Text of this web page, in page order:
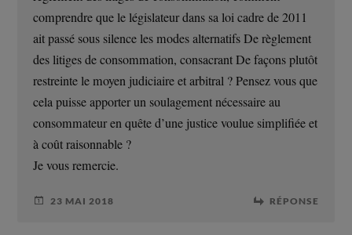
comprendre que le législateur dans sa loi cadre de 2011
ait passé sous silence les modes alternatifs De règlement
des litiges de consommation, consacrant De façons plutôt
restreinte le moyen judiciaire et arbitral ? Pensez vous que
cela puisse apporter un soulagement nécessaire au
consommateur en quête d’une justice voulue simplifiée et
à coût raisonnable ?
Je vous remercie.
23 MAI 2018 RÉPONSE